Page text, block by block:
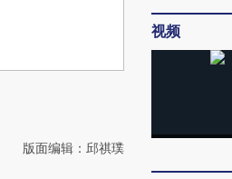
版面编辑：邱祺璞
视频